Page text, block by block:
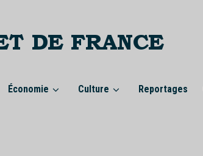
Économie Culture Reportages